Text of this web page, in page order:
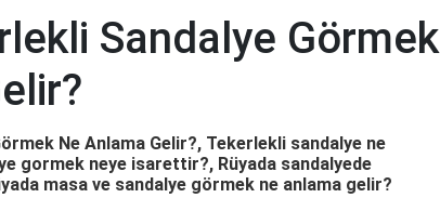
Sandalye Görmek
Ne Anlama Gelir?, Tekerlekli sandalye ne
gormek neye isarettir?, Rüyada sandalyede
masa ve sandalye görmek ne anlama gelir?